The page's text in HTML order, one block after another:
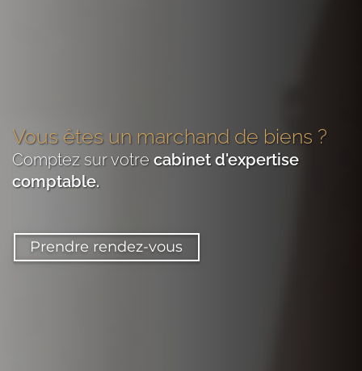
Vous êtes un marchand de biens ?
Comptez sur votre cabinet d'expertise
comptable.
Prendre rendez-vous